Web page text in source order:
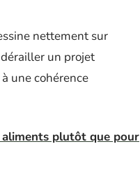
nettement sur
un projet
une cohérence
plutôt que pour